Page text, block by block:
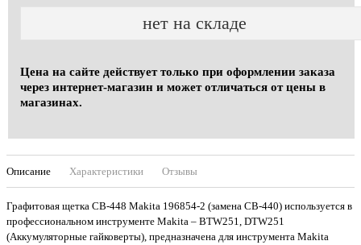
нет на складе
Цена на сайте действует только при оформлении заказа
через интернет-магазин и может отличаться от цены в
магазинах.
Описание Характеристики Отзывы
Графитовая щетка CB-448 Makita 196854-2 (замена СВ-440) используется в
профессиональном инструменте Makita – BTW251, DTW251
(Аккумуляторные гайковерты), предназначена для инструмента Makita